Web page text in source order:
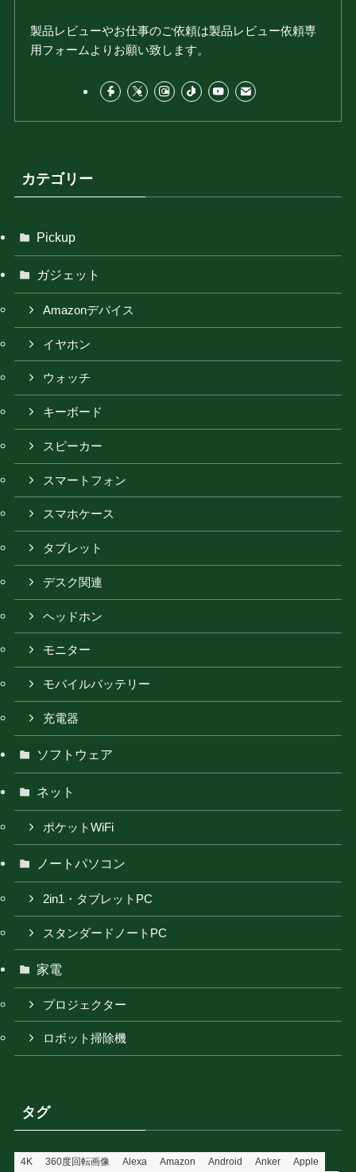
製品レビューやお仕事のご依頼は製品レビュー依頼専
用フォームよりお願い致します。
カテゴリー
Pickup
ガジェット
Amazonデバイス
イヤホン
ウォッチ
キーボード
スピーカー
スマートフォン
スマホケース
タブレット
デスク関連
ヘッドホン
モニター
モバイルバッテリー
充電器
ソフトウェア
ネット
ポケットWiFi
ノートパソコン
2in1・タブレットPC
スタンダードノートPC
家電
プロジェクター
ロボット掃除機
タグ
4K 360度回転画像 Alexa Amazon Android Anker Apple